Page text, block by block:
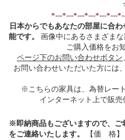
*---*---*---*---*---*---
日本からでもあなたの部屋に合
能です。 画像中にあるさまざま
ご購入価格をお
ページ下のお問い合わせボタン
お問い合わせいただいた方には、
※こちらの家具は、為替レー
インターネット上で販売
※即納商品もございますので、ご
をご連絡いたします。
【価 格】